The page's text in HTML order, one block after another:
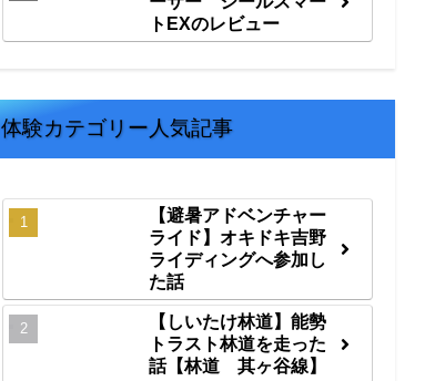
トEXのレビュー
体験カテゴリー人気記事
【避暑アドベンチャー
ライド】オキドキ吉野
ライディングへ参加し
た話
【しいたけ林道】能勢
トラスト林道を走った
話【林道 其ヶ谷線】